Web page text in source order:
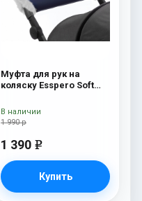
Муфта для рук на
коляску Esspero Soft
1 990 р
1 390 e
Купить
В наличии